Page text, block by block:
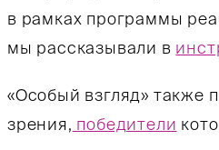
в рамках программы
мы рассказывали в
«Особый взгляд» также
зрения, победители